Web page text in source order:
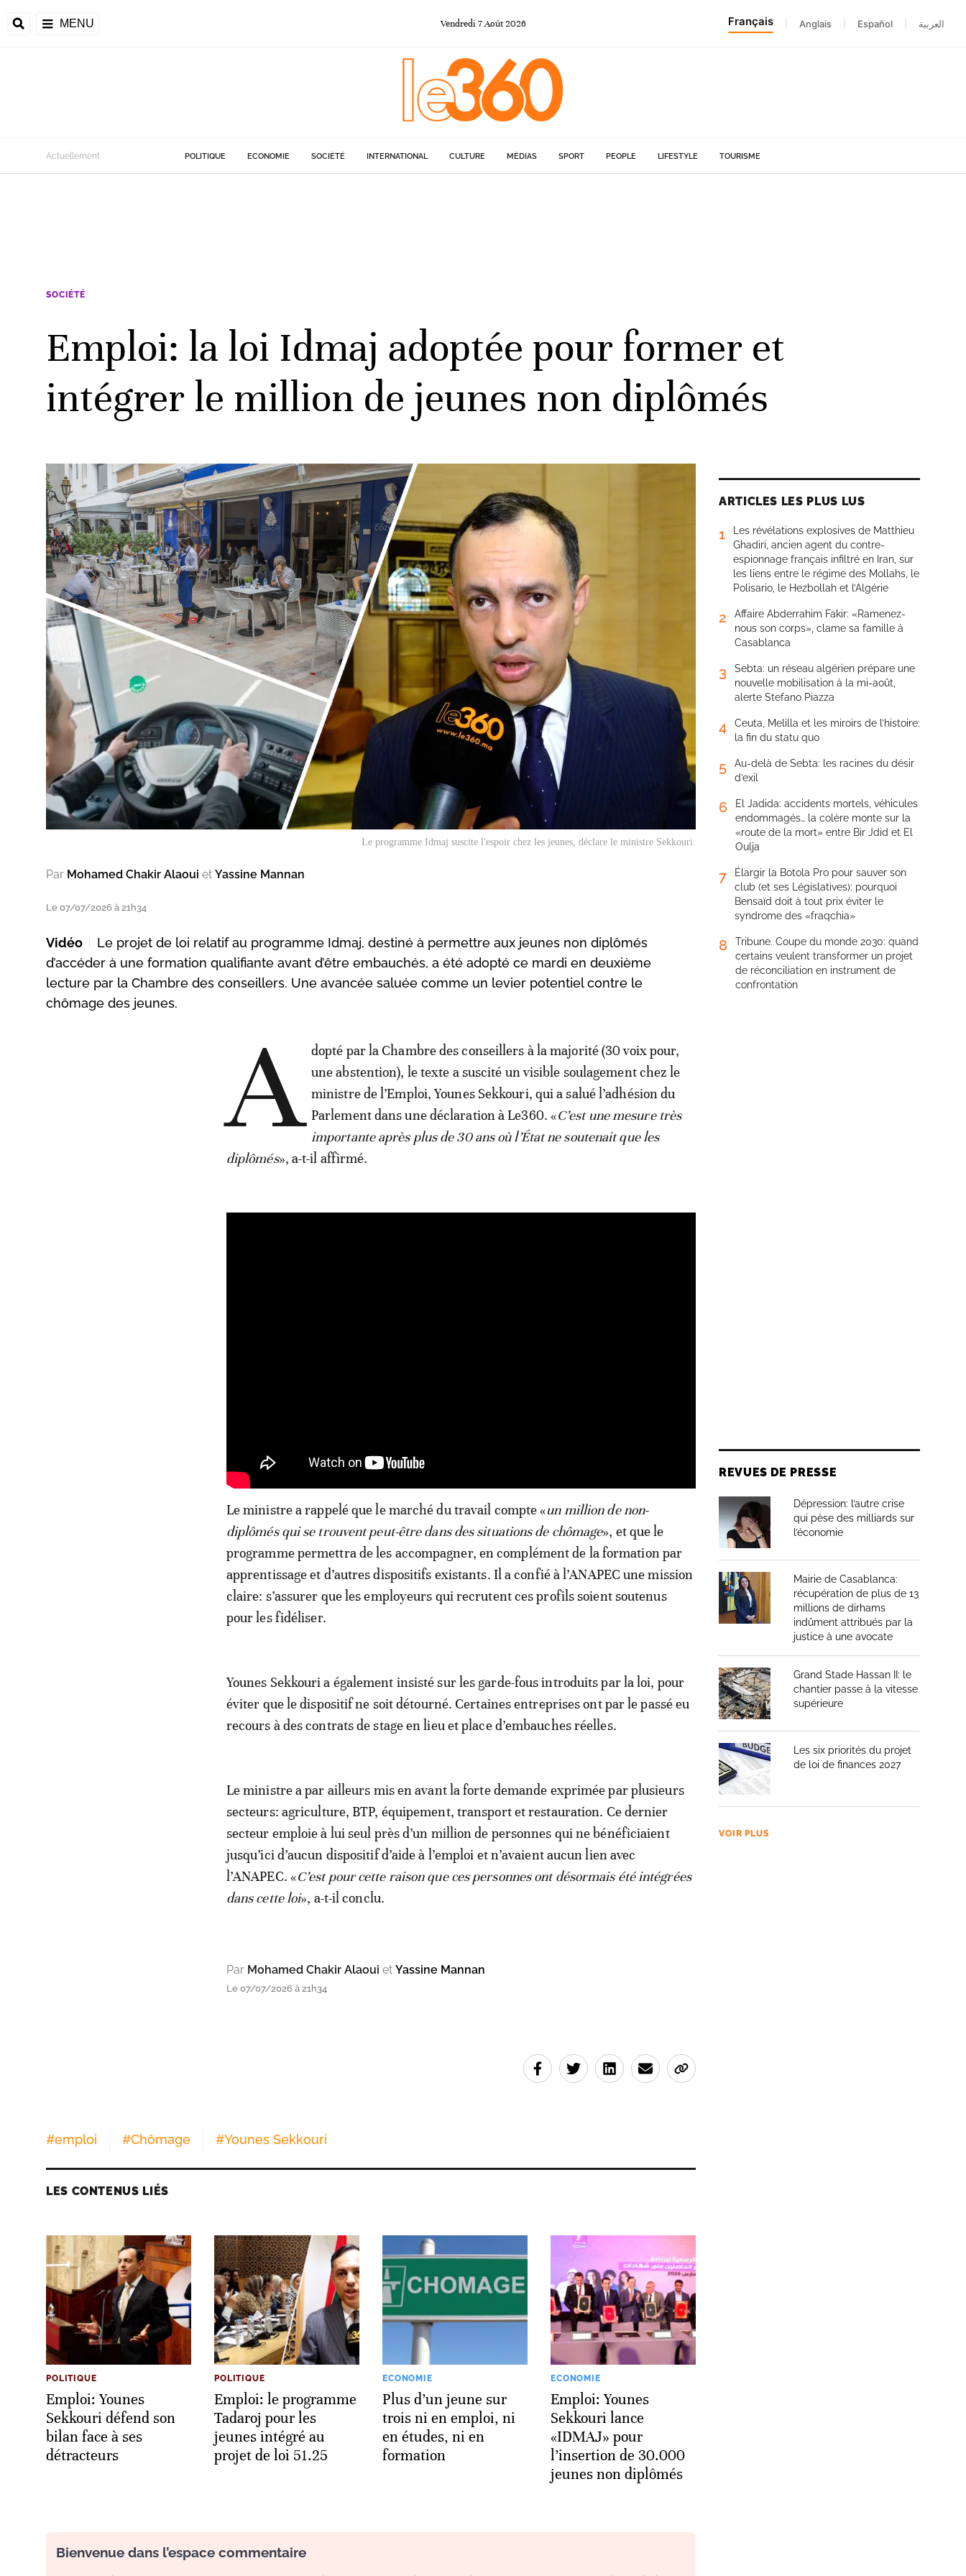
MENU Vendredi 7Août 2026 Français Anglais Español العربية
Actuellement POLITIQUE ECONOMIE SOCIÉTÉ INTERNATIONAL CULTURE MÉDIAS SPORT PEOPLE LIFESTYLE TOURISME
SOCIÉTÉ
Emploi: la loi Idmaj adoptée pour former et
intégrer le million de jeunes non diplômés
Le programme Idmaj suscite l'espoir chez les jeunes, déclare le ministre Sekkouri.
Par Mohamed Chakir Alaoui et Yassine Mannan
Le 07/07/2026 à 21h34
Vidéo
Le projet de loi relatif au programme Idmaj, destiné à permettre aux jeunes non diplômés
d’accéder à une formation qualifiante avant d’être embauchés, a été adopté ce mardi en deuxième
lecture par la Chambre des conseillers. Une avancée saluée comme un levier potentiel contre le
chômage des jeunes.
A dopté par la Chambre des conseillers à la majorité (30 voix pour,
une abstention), le texte a suscité un visible soulagement chez le
ministre de l’Emploi, Younes Sekkouri, qui a salué l’adhésion du
Parlement dans une déclaration à Le360. «C’est une mesure très
importante après plus de 30 ans où l’État ne soutenait que les
diplômés», a-t-il affirmé.
Le ministre a rappelé que le marché du travail compte «un million de non-
diplômés qui se trouvent peut-être dans des situations de chômage», et que le
programme permettra de les accompagner, en complément de la formation par
apprentissage et d’autres dispositifs existants. Il a confié à l’ANAPEC une mission
claire: s’assurer que les employeurs qui recrutent ces profils soient soutenus
pour les fidéliser.
Younes Sekkouri a également insisté sur les garde-fous introduits par la loi, pour
éviter que le dispositif ne soit détourné. Certaines entreprises ont par le passé eu
recours à des contrats de stage en lieu et place d’embauches réelles.
Le ministre a par ailleurs mis en avant la forte demande exprimée par plusieurs
secteurs: agriculture, BTP, équipement, transport et restauration. Ce dernier
secteur emploie à lui seul près d’un million de personnes qui ne bénéficiaient
jusqu’ici d’aucun dispositif d’aide à l’emploi et n’avaient aucun lien avec
l’ANAPEC. «C’est pour cette raison que ces personnes ont désormais été intégrées
dans cette loi», a-t-il conclu.
Par Mohamed Chakir Alaoui et Yassine Mannan
Le 07/07/2026 à 21h34
#emploi #Chômage #Younes Sekkouri
LES CONTENUS LIÉS
POLITIQUE
Emploi: Younes
Sekkouri défend son
bilan face à ses
détracteurs
POLITIQUE
Emploi: le programme
Tadaroj pour les
jeunes intégré au
projet de loi 51.25
ECONOMIE
Plus d’un jeune sur
trois ni en emploi, ni
en études, ni en
formation
ECONOMIE
Emploi: Younes
Sekkouri lance
«IDMAJ» pour
l’insertion de 30.000
jeunes non diplômés
Bienvenue dans l’espace commentaire
ARTICLES LES PLUS LUS
1
Les révélations explosives de Matthieu
Ghadiri, ancien agent du contre-
espionnage français infiltré en Iran, sur
les liens entre le régime des Mollahs, le
Polisario, le Hezbollah et l’Algérie
2
Affaire Abderrahim Fakir: «Ramenez-
nous son corps», clame sa famille à
Casablanca
3
Sebta: un réseau algérien prépare une
nouvelle mobilisation à la mi-août,
alerte Stefano Piazza
4
Ceuta, Melilla et les miroirs de l’histoire:
la fin du statu quo
5
Au-delà de Sebta: les racines du désir
d’exil
6
El Jadida: accidents mortels, véhicules
endommagés… la colère monte sur la
«route de la mort» entre Bir Jdid et El
Oulja
7
Élargir la Botola Pro pour sauver son
club (et ses Législatives): pourquoi
Bensaïd doit à tout prix éviter le
syndrome des «fraqchia»
8
Tribune. Coupe du monde 2030: quand
certains veulent transformer un projet
de réconciliation en instrument de
confrontation
REVUES DE PRESSE
Dépression: l’autre crise
qui pèse des milliards sur
l’économie
Mairie de Casablanca:
récupération de plus de 13
millions de dirhams
indûment attribués par la
justice à une avocate
Grand Stade Hassan II: le
chantier passe à la vitesse
supérieure
Les six priorités du projet
de loi de finances 2027
VOIR PLUS